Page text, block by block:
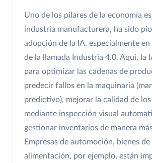
Uno de los pilares de la economía
industria manufacturera, ha sido
adopción de la IA, especialmente
de la llamada Industria 4.0. Aquí, la
para optimizar las cadenas de
predecir fallos en la maquinaria
predictivo), mejorar la calidad de
mediante inspección visual
gestionar inventarios de manera
Empresas de automoción, bienes
alimentación, por ejemplo, están